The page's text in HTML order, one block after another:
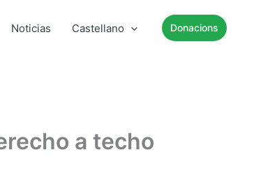
Noticias Castellano Donacions
a techo